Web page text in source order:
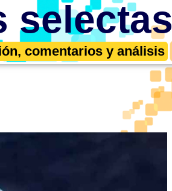
selectas
comentarios y análisis